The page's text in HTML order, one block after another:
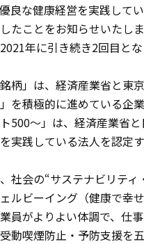
良な健康経営を実践して
たことをお知らせいたし
年に引き続き2回目とな
銘柄」は、経済産業省と
」を積極的に進めている
500～」は、経済産業省
実践している法人を認定
社会の“サステナビリテ
ルビーイング（健康で幸
員がよりよい体調で、仕
動喫煙防止・予防支援を